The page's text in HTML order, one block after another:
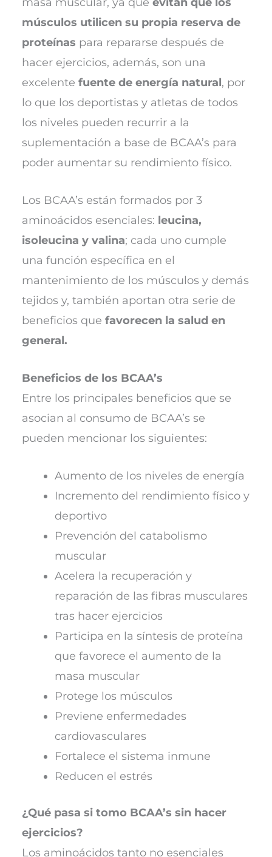
músculos utilicen su propia reserva de
proteínas para repararse después de
hacer ejercicios, además, son una
excelente fuente de energía natural, por
lo que los deportistas y atletas de todos
los niveles pueden recurrir a la
suplementación a base de BCAA’s para
poder aumentar su rendimiento físico.
Los BCAA’s están formados por 3
aminoácidos esenciales: leucina,
isoleucina y valina; cada uno cumple
una función específica en el
mantenimiento de los músculos y demás
tejidos y, también aportan otra serie de
beneficios que favorecen la salud en
general.
Beneficios de los BCAA’s
Entre los principales beneficios que se
asocian al consumo de BCAA’s se
pueden mencionar los siguientes:
Aumento de los niveles de energía
Incremento del rendimiento físico y
deportivo
Prevención del catabolismo
muscular
Acelera la recuperación y
reparación de las fibras musculares
tras hacer ejercicios
Participa en la síntesis de proteína
que favorece el aumento de la
masa muscular
Protege los músculos
Previene enfermedades
cardiovasculares
Fortalece el sistema inmune
Reducen el estrés
¿Qué pasa si tomo BCAA’s sin hacer
ejercicios?
Los aminoácidos tanto no esenciales